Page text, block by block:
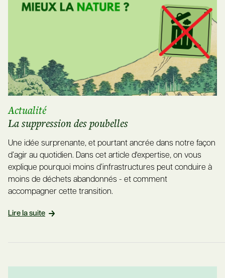
Actualité
La suppression des poubelles
Une idée surprenante, et pourtant ancrée dans notre façon
d’agir au quotidien. Dans cet article d'expertise, on vous
explique pourquoi moins d’infrastructures peut conduire à
moins de déchets abandonnés - et comment
accompagner cette transition.
Lire la suite